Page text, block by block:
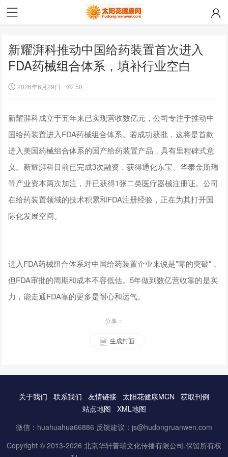
新耀湃科推动中国给药装置首次进入
FDA药械组合体系，填补行业空白
2026年6月29日 50
新耀湃科成立于五年来已实现营收数亿元，公司专注于推动中
国给药装置进入FDA药械组合体系。若成功获批，这将是首款
进入美国药械组合体系的国产给药装置产品，具有里程碑式意
义。新耀湃科目前已完成3次融资，获得通化东宝、华泰金斯瑞
等产业资本两次加注，并已获得1张二类医疗器械注册证。公司
在给药装置领域的技术积累和FDA注册经验，正在为其打开国
际化发展空间。
进入FDA药械组合体系对中国给药装置企业来说是"零的突破"，
但FDA审批的周期和成本不容低估。5年做到数亿营收靠的是实
力，能走通FDA靠的更多是耐心和运气。
分享：
生成封面
关于我们 联系我们 友情链接 太阳花健康MCN
获取刊例
站点地图
XML地图
微信：huahuahua66886 反馈建议：js@hudongruanwen.com
Copyright © 2013-2026 北京华轩普瑞文化传播有限公司.保留所有权